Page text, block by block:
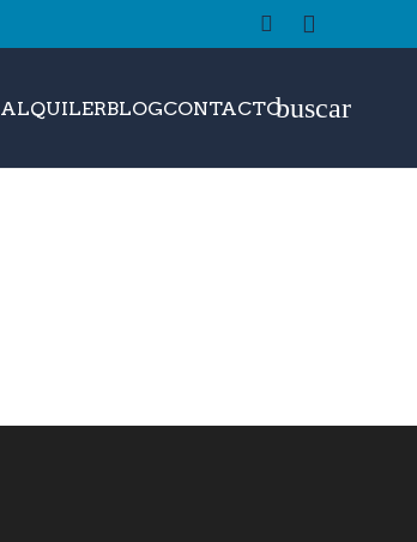
ALQUILERBLOGCONTACTObuscar